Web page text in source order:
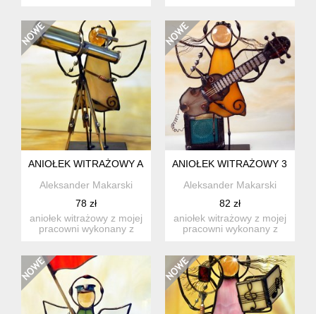
ANIOŁEK WITRAŻOWY ASTRONOM
Aleksander Makarski
78 zł
aniołek witrażowy z mojej
pracowni wykonany z
ANIOŁEK WITRAŻOWY 3D
Aleksander Makarski
82 zł
aniołek witrażowy z mojej
pracowni wykonany z